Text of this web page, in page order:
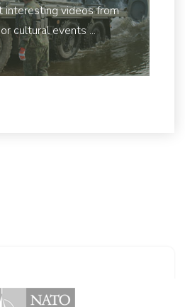
interesting videos from
cultural events ...